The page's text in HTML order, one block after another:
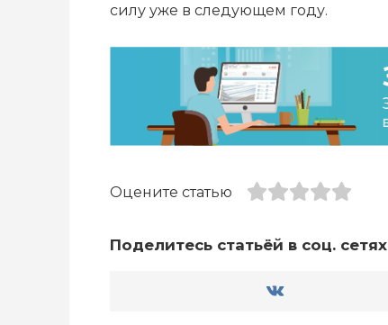
силу уже в следующем году.
Оцените статью
Поделитесь статьёй в соц. сетях